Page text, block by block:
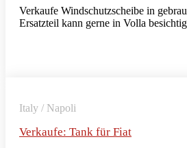
Verkaufe Windschutzscheibe in
Ersatzteil kann gerne in Volla
Italy / Napoli
Verkaufe: Tank für Fiat